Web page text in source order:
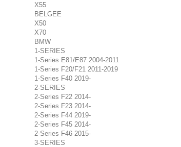
X55
BELGEE
X50
X70
BMW
1-SERIES
1-Series E81/E87 2004-2011
1-Series F20/F21 2011-2019
1-Series F40 2019-
2-SERIES
2-Series F22 2014-
2-Series F23 2014-
2-Series F44 2019-
2-Series F45 2014-
2-Series F46 2015-
3-SERIES